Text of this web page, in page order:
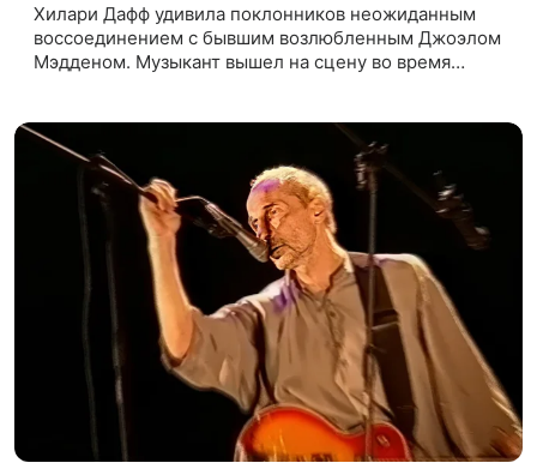
Хилари Дафф удивила поклонников неожиданным
воссоединением с бывшим возлюбленным Джоэлом
Мэдденом. Музыкант вышел на сцену во время